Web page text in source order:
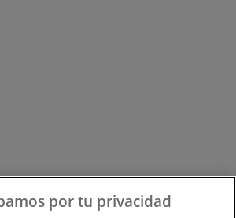
por tu privacidad